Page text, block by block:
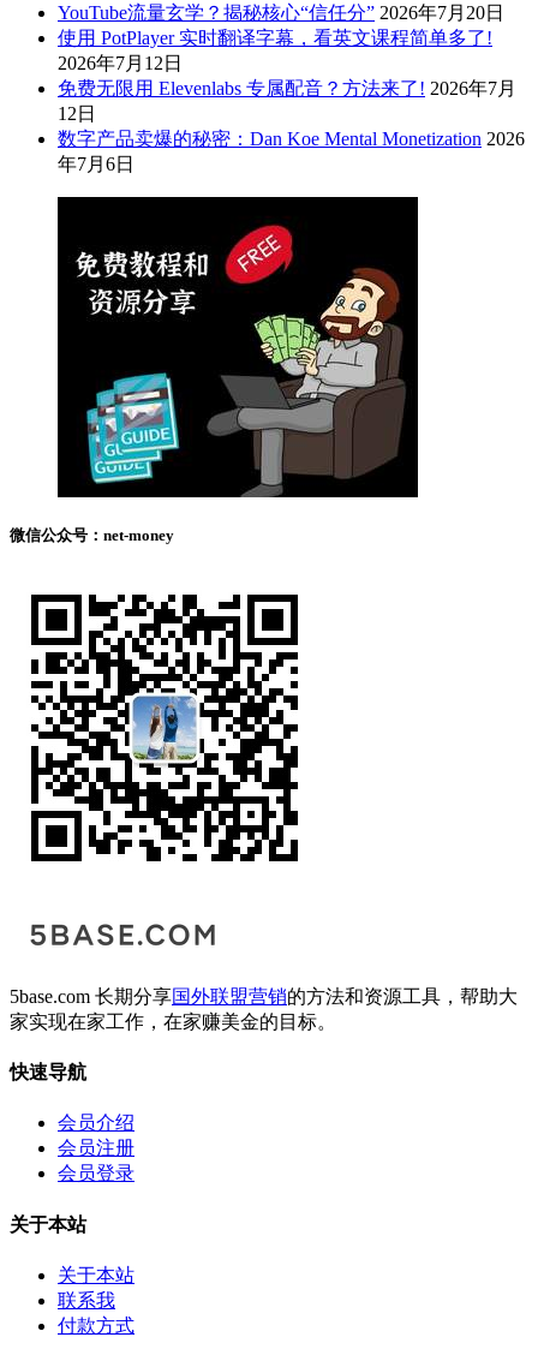
YouTube流量玄学？揭秘核心“信任分” 2026年7月20日
使用 PotPlayer 实时翻译字幕，看英文课程简单多了!
2026年7月12日
免费无限用 Elevenlabs 专属配音？方法来了! 2026年7月
12日
数字产品卖爆的秘密：Dan Koe Mental Monetization 2026
年7月6日
微信公众号：net-money
5base.com 长期分享国外联盟营销的方法和资源工具，帮助大
家实现在家工作，在家赚美金的目标。
快速导航
会员介绍
会员注册
会员登录
关于本站
关于本站
联系我
付款方式